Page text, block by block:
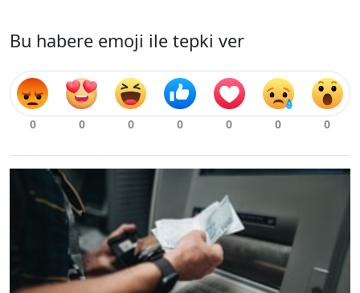
Bu habere emoji ile tepki ver